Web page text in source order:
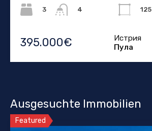
3 4 125
395.000€
Истрия
Пула
Ausgesuchte Immobilien
Featured